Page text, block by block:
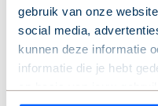
gebruik van onze
social media,
kunnen deze informatie
informatie die je hebt
Van praten
De aanstaande